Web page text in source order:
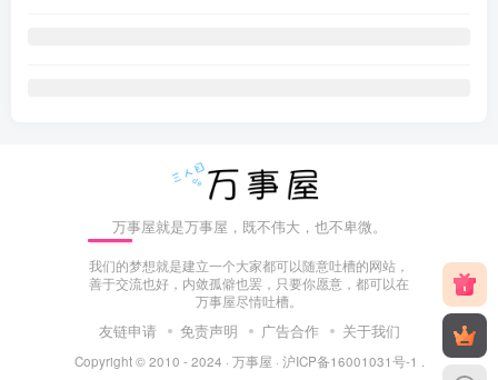
万事屋就是万事屋，既不伟大，也不卑微。
我们的梦想就是建立一个大家都可以随意吐槽的网站，
善于交流也好，内敛孤僻也罢，只要你愿意，都可以在
万事屋尽情吐槽。
友链申请 免责声明 广告合作 关于我们
Copyright © 2010 - 2024 · 万事屋 · 沪ICP备16001031号-1